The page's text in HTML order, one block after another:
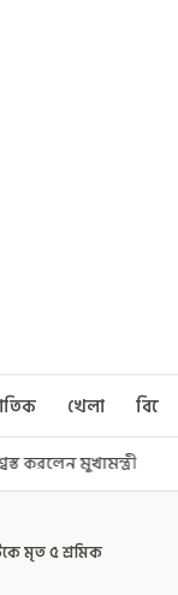
খেলা
এগিয়ে গেল আরও
মৃত ৫ শ্রমিক